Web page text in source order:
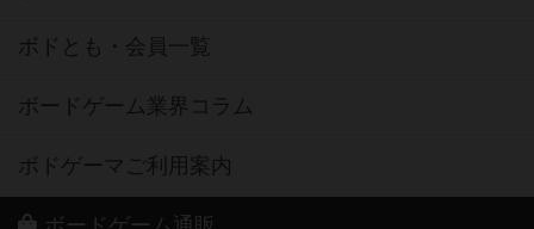
ボドとも・会員一覧
ボードゲーム業界コラム
ボドゲーマご利用案内